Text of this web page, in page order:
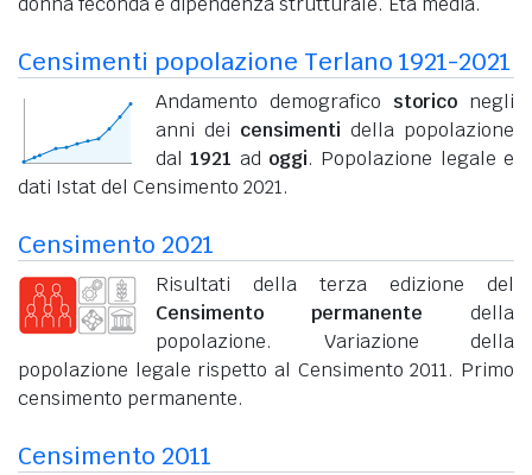
Censimenti popolazione Terlano 1921-2021
Andamento demografico storico negli
anni dei censimenti della popolazione
dal1921 ad oggi. Popolazione legale e
dati Istat del Censimento 2021.
Censimento 2021
Risultati della terza edizione del
Censimento permanente della
popolazione. Variazione della
popolazione legale rispetto al Censimento 2011. Primo
censimento permanente.
Censimento 2011